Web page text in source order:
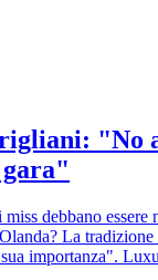
"No
debbano essere
La tradizione
importanza".